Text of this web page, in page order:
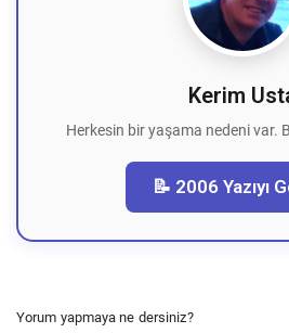
Kerim
Herkesin bir yaşama nedeni var.
📝 2006 Yazıyı
Yorum yapmaya ne dersiniz?